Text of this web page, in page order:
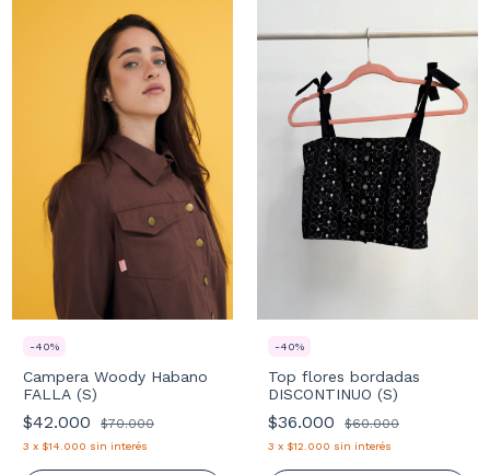
-40%
Campera Woody Habano
FALLA (S)
$42.000 $70.000
3 x $14.000 sin interés
-40%
Top flores bordadas
DISCONTINUO (S)
$36.000 $60.000
3 x $12.000 sin interés